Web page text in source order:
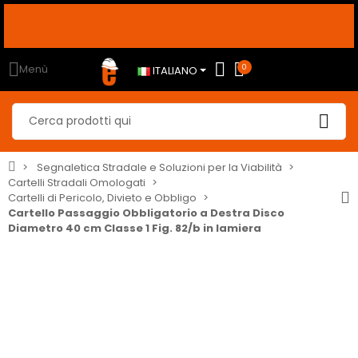
Menù ITALIANO 0
Segnaletica Stradale e Soluzioni per la Viabilità
Cartelli Stradali Omologati
Cartelli di Pericolo, Divieto e Obbligo
Cartello Passaggio Obbligatorio a Destra Disco
Diametro 40 cm Classe 1 Fig. 82/b in lamiera